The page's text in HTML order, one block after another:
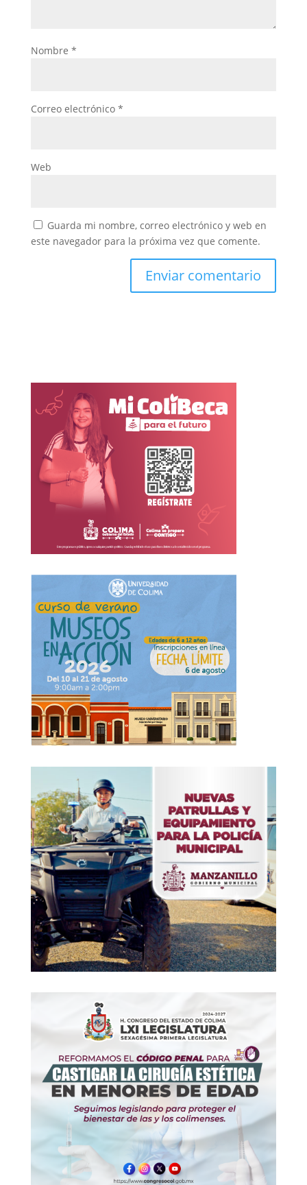
Nombre *
Correo electrónico *
Web
Guarda mi nombre, correo electrónico y web en
este navegador para la próxima vez que comente.